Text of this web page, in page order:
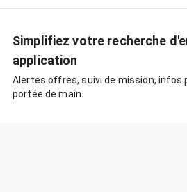
Simplifiez votre recherche
application
Alertes offres, suivi de mission, infos
portée de main.